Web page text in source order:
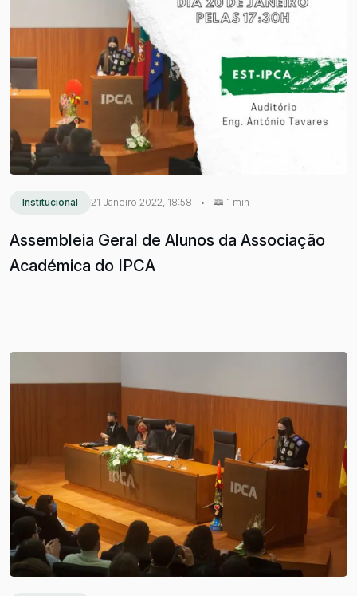
Institucional 21 Janeiro 2022, 18:58 • 1 min
Assembleia Geral de Alunos da Associação
Académica do IPCA